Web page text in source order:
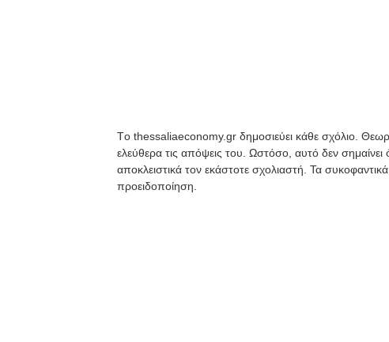
Tο thessaliaeconomy.gr δημοσιεύει κάθε σχόλιο.
ελεύθερα τις απόψεις του. Ωστόσο, αυτό δεν σημαίνει
αποκλειστικά τον εκάστοτε σχολιαστή. Τα
προειδοποίηση.